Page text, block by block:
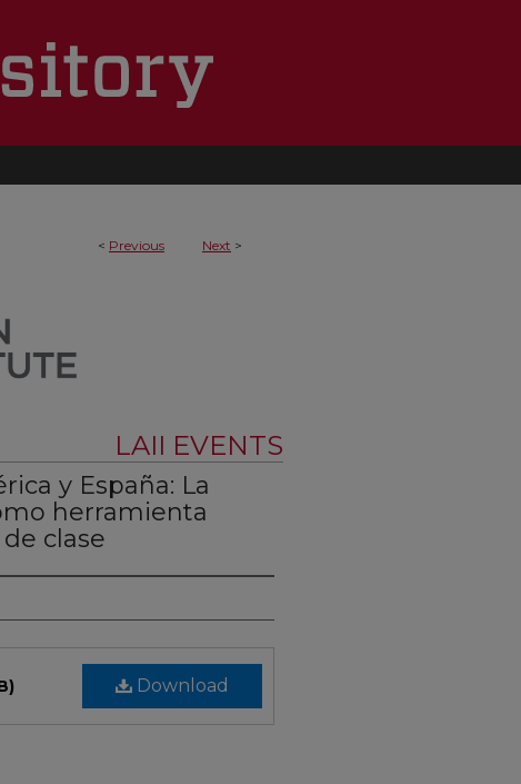
< Previous Next >
LAII EVENTS
y España: La
herramienta
clase
Download